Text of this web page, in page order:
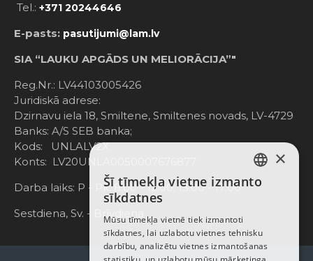
Tel.: +371 20244646
E-pasts: pasutijumi@lam.lv
SIA “LAUKU APGĀDS UN MELIORĀCIJA”"
Reg.Nr.: LV44103005426
Juridiskā adrese:
Dzirnavu iela 18, Smiltene, Smiltenes novads, LV-4729
Banks: A/S SEB banka;
Kods: UNLALV2X
Konts: LV20UNLA0050007676877
Darba laiks: P - Pk. 8:00 - 12:00; 13:00 - 17:00
Sestdiena, Sv. - Brīvdiena
LATVIAN
ENGLISH
×
Šī tīmekļa vietne izmanto
sīkdatnes
Mūsu tīmekļa vietnē tiek izmantoti
sīkdatnes, lai uzlabotu vietnes tehnisku
darbību, analizētu vietnes izmantošanas